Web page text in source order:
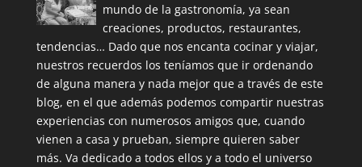
mundo de la gastronomía, ya sean
creaciones, productos, restaurantes,
tendencias… Dado que nos encanta cocinar y viajar,
nuestros recuerdos los teníamos que ir ordenando
de alguna manera y nada mejor que a través de este
blog, en el que además podemos compartir nuestras
experiencias con numerosos amigos que, cuando
vienen a casa y prueban, siempre quieren saber
más. Va dedicado a todos ellos y a todo el universo